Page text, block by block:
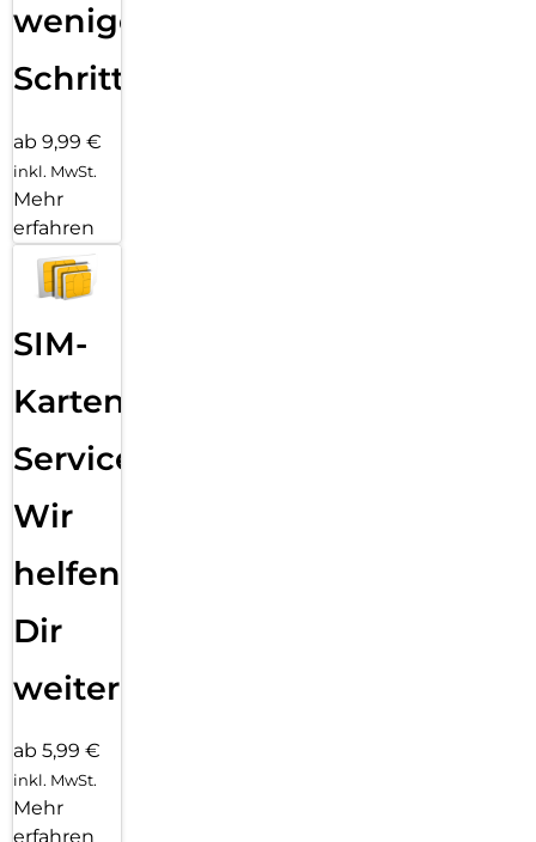
wenigen
Schritten
ab 9,99 €
inkl. MwSt.
Mehr
erfahren
SIM-
Karten
Service:
Wir
helfen
Dir
weiter
ab 5,99 €
inkl. MwSt.
Mehr
erfahren